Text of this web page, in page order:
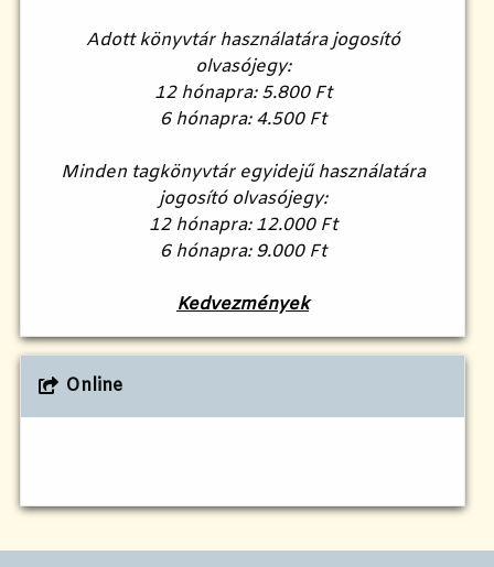
Adott könyvtár használatára jogosító
olvasójegy:
12 hónapra: 5.800 Ft
6 hónapra: 4.500 Ft
Minden tagkönyvtár egyidejű használatára
jogosító olvasójegy:
12 hónapra: 12.000 Ft
6 hónapra: 9.000 Ft
Kedvezmények
Online